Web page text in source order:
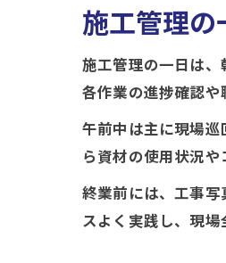
施工管理
施工管理の一日は
各作業の進捗確認や
午前中は主に現場
ら資材の使用状況
終業前には、工事
スよく実践し、現場